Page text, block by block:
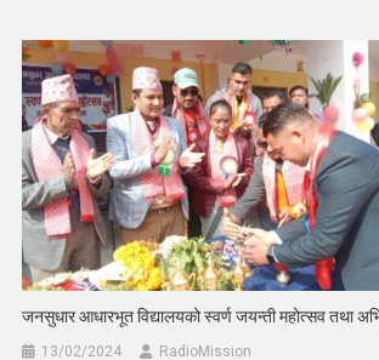
जनसुधार आधारभूत विद्यालयको स्वर्ण जयन्ती महोत्सव तथा
13/02/2024 RadioMission